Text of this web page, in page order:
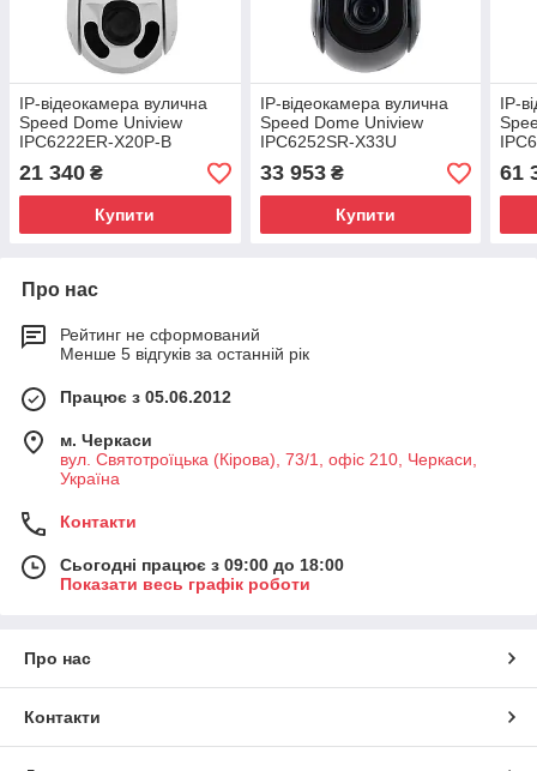
IP-відеокамера вулична
Speed Dome Uniview
IPC6222ER-X20P-B
21 340 ₴
Купити
IP-відеокамера вулична
Speed Dome Uniview
IPC6252SR-X33U
33 953₴
Купити
IP-
61
Про нас
Рейтинг не сформований
Менше 5 відгуків за останній рік
Працює з 05.06.2012
м. Черкаси
вул. Святотроїцька (Кірова), 73/1, офіс 210, Черкаси,
Україна
Контакти
Сьогодні працює з 09:00 до 18:00
Показати весь графік роботи
Про нас
Контакти